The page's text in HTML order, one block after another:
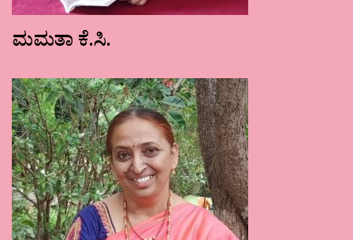
ಮಮತಾ ಕೆ.ಸಿ.